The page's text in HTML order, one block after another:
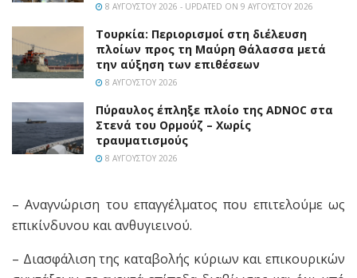
8 ΑΥΓΟΎΣΤΟΥ 2026 - UPDATED ON 9 ΑΥΓΟΎΣΤΟΥ 2026
Τουρκία: Περιορισμοί στη διέλευση
πλοίων προς τη Μαύρη Θάλασσα μετά
την αύξηση των επιθέσεων
8 ΑΥΓΟΎΣΤΟΥ 2026
Πύραυλος έπληξε πλοίο της ADNOC στα
Στενά του Ορμούζ – Χωρίς
τραυματισμούς
8 ΑΥΓΟΎΣΤΟΥ 2026
– Αναγνώριση του επαγγέλματος που επιτελούμε ως
επικίνδυνου και ανθυγιεινού.
– Διασφάλιση της καταβολής κύριων και επικουρικών